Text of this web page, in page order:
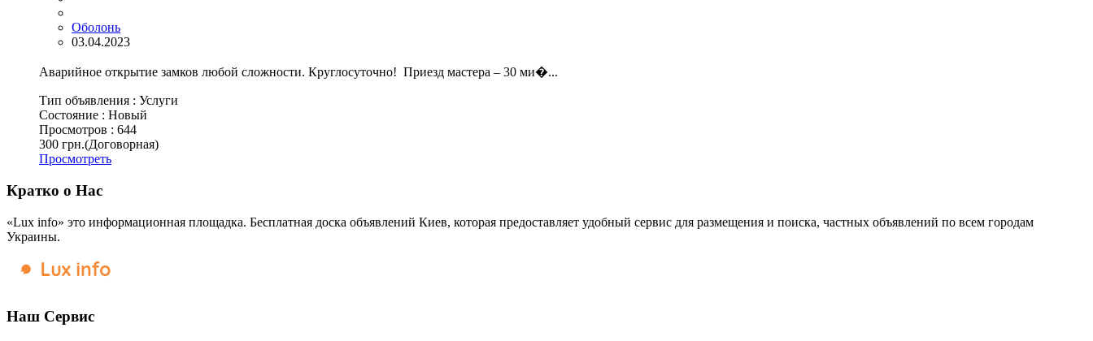
Оболонь
03.04.2023
Аварийное открытие замков любой сложности. Круглосуточно! Приезд мастера – 30 ми�...
Тип объявления : Услуги
Состояние : Новый
Просмотров : 644
300 грн.(Договорная)
Просмотреть
Кратко о Нас
«Lux info» это информационная площадка. Бесплатная доска объявлений Киев, которая предоставляет удобный сервис для размещения и поиска, частных объявлений по всем городам
Украины.
Наш Сервис